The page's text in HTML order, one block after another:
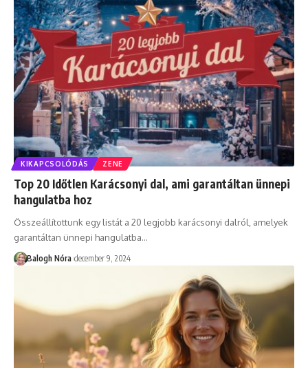
KIKAPCSOLÓDÁS ZENE
Top 20 Időtlen Karácsonyi dal, ami garantáltan ünnepi
hangulatba hoz
Összeállítottunk egy listát a 20 legjobb karácsonyi dalról, amelyek
garantáltan ünnepi hangulatba…
Balogh Nóra december 9, 2024